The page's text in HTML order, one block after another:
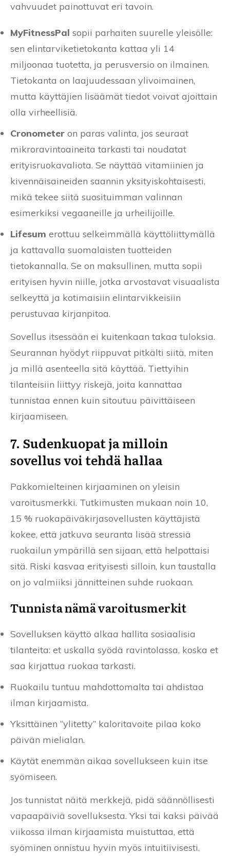
vahvuudet painottuvat eri tavoin.
MyFitnessPal sopii parhaiten suurelle yleisölle:
sen elintarviketietokanta kattaa yli 14
miljoonaa tuotetta, ja perusversio on ilmainen.
Tietokanta on laajuudessaan ylivoimainen,
mutta käyttäjien lisäämät tiedot voivat ajoittain
olla virheellisiä.
Cronometer on paras valinta, jos seuraat
mikroravintoaineita tarkasti tai noudatat
erityisruokavaliota. Se näyttää vitamiinien ja
kivennäisaineiden saannin yksityiskohtaisesti,
mikä tekee siitä suosituimman valinnan
esimerkiksi vegaaneille ja urheilijoille.
Lifesum erottuu selkeimmällä käyttöliittymällä
ja kattavalla suomalaisten tuotteiden
tietokannalla. Se on maksullinen, mutta sopii
erityisen hyvin niille, jotka arvostavat visuaalista
selkeyttä ja kotimaisiin elintarvikkeisiin
perustuvaa kirjanpitoa.
Sovellus itsessään ei kuitenkaan takaa tuloksia.
Seurannan hyödyt riippuvat pitkälti siitä, miten
ja millä asenteella sitä käyttää. Tiettyihin
tilanteisiin liittyy riskejä, joita kannattaa
tunnistaa ennen kuin sitoutuu päivittäiseen
kirjaamiseen.
7. Sudenkuopat ja milloin
sovellus voi tehdä hallaa
Pakkomielteinen kirjaaminen on yleisin
varoitusmerkki. Tutkimusten mukaan noin 10,
15 % ruokapäiväkirjasovellusten käyttäjistä
kokee, että jatkuva seuranta lisää stressiä
ruokailun ympärillä sen sijaan, että helpottaisi
sitä. Riski kasvaa erityisesti silloin, kun taustalla
on jo valmiiksi jännitteinen suhde ruokaan.
Tunnista nämä varoitusmerkit
Sovelluksen käyttö alkaa hallita sosiaalisia
tilanteita: et uskalla syödä ravintolassa, koska et
saa kirjattua ruokaa tarkasti.
Ruokailu tuntuu mahdottomalta tai ahdistaa
ilman kirjaamista.
Yksittäinen “ylitetty” kaloritavoite pilaa koko
päivän mielialan.
Käytät enemmän aikaa sovellukseen kuin itse
syömiseen.
Jos tunnistat näitä merkkejä, pidä säännöllisesti
vapaapäiviä sovelluksesta. Yksi tai kaksi päivää
viikossa ilman kirjaamista muistuttaa, että
syöminen onnistuu hyvin myös intuitiivisesti.